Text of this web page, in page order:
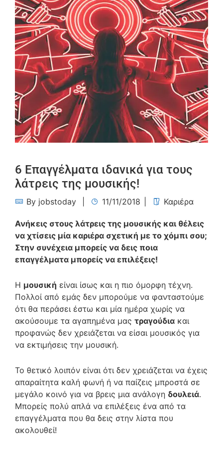
6 Επαγγέλματα ιδανικά για τους
λάτρεις της μουσικής!
By jobstoday 11/11/2018 Καριέρα
Ανήκεις στους λάτρεις της μουσικής και θέλεις
να χτίσεις μία καριέρα σχετική με το χόμπι σου;
Στην συνέχεια μπορείς να δεις ποια
επαγγέλματα μπορείς να επιλέξεις!
Η μουσική είναι ίσως και η πιο όμορφη τέχνη.
Πολλοί από εμάς δεν μπορούμε να φανταστούμε
ότι θα περάσει έστω και μία ημέρα χωρίς να
ακούσουμε τα αγαπημένα μας τραγούδια και
προφανώς δεν χρειάζεται να είσαι μουσικός για
να εκτιμήσεις την μουσική.
Το θετικό λοιπόν είναι ότι δεν χρειάζεται να έχεις
απαραίτητα καλή φωνή ή να παίζεις μπροστά σε
μεγάλο κοινό για να βρεις μια ανάλογη δουλειά.
Μπορείς πολύ απλά να επιλέξεις ένα από τα
επαγγέλματα που θα δεις στην λίστα που
ακολουθεί!